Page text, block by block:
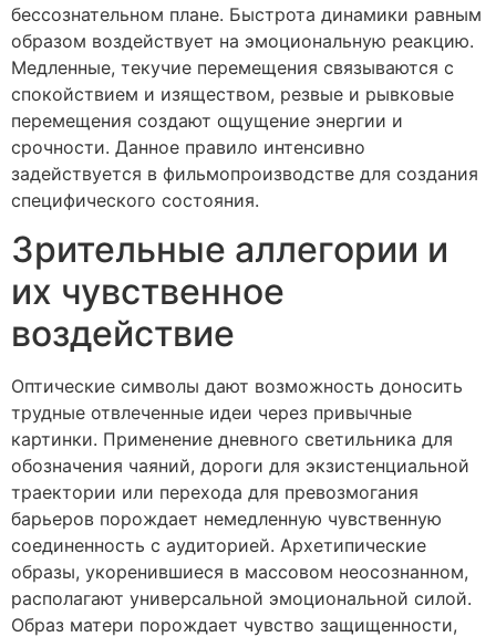
бессознательном плане. Быстрота динамики равным
образом воздействует на эмоциональную реакцию.
Медленные, текучие перемещения связываются с
спокойствием и изяществом, резвые и рывковые
перемещения создают ощущение энергии и
срочности. Данное правило интенсивно
задействуется в фильмопроизводстве для создания
специфического состояния.
Зрительные аллегории и
их чувственное
воздействие
Оптические символы дают возможность доносить
трудные отвлеченные идеи через привычные
картинки. Применение дневного светильника для
обозначения чаяний, дороги для экзистенциальной
траектории или перехода для превозмогания
барьеров порождает немедленную чувственную
соединенность с аудиторией. Архетипические
образы, укоренившиеся в массовом неосознанном,
располагают универсальной эмоциональной силой.
Образ матери порождает чувство защищенности,